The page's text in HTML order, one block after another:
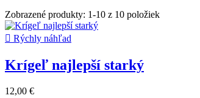
Zobrazené produkty: 1-10 z 10 položiek
 Rýchly náhľad
Krígeľ najlepší starký
12,00 €